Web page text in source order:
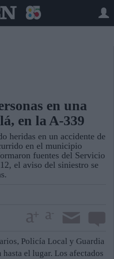
en una
en la A-339
heridas en un accidente de
en el municipio
fuentes del Servicio
el aviso del siniestro se
Policía Local y Guardia
el lugar. Los afectados